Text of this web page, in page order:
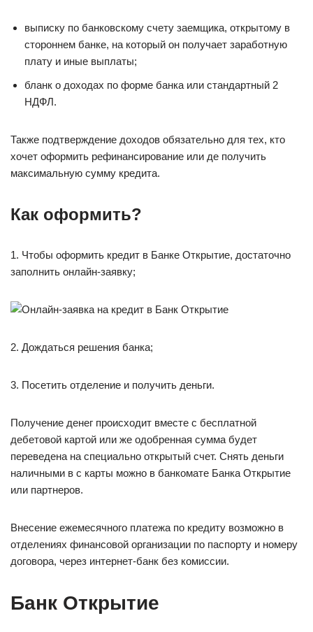
выписку по банковскому счету заемщика, открытому в
стороннем банке, на который он получает заработную
плату и иные выплаты;
бланк о доходах по форме банка или стандартный 2
НДФЛ.
Также подтверждение доходов обязательно для тех, кто
хочет оформить рефинансирование или де получить
максимальную сумму кредита.
Как оформить?
1. Чтобы оформить кредит в Банке Открытие, достаточно
заполнить онлайн-заявку;
2. Дождаться решения банка;
3. Посетить отделение и получить деньги.
Получение денег происходит вместе с бесплатной
дебетовой картой или же одобренная сумма будет
переведена на специально открытый счет. Снять деньги
наличными в с карты можно в банкомате Банка Открытие
или партнеров.
Внесение ежемесячного платежа по кредиту возможно в
отделениях финансовой организации по паспорту и номеру
договора, через интернет-банк без комиссии.
Банк Открытие